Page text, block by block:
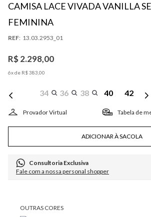
CAMISA LACE VIVADA VANILLA
FEMININA
: 13.03.2953_01
R$2.298,00
6x de R$383 00
34 36 38 40 42
Tabela de
ADICIONAR À SACOLA
Consultoria Exclusiva
Fale com a nossa personal shopper